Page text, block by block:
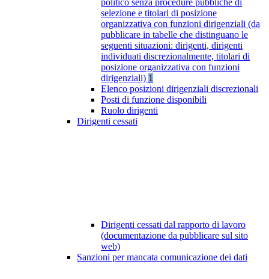
politico senza procedure pubbliche di
selezione e titolari di posizione
organizzativa con funzioni dirigenziali (da
pubblicare in tabelle che distinguano le
seguenti situazioni: dirigenti, dirigenti
individuati discrezionalmente, titolari di
posizione organizzativa con funzioni
dirigenziali) 1
Elenco posizioni dirigenziali discrezionali
Posti di funzione disponibili
Ruolo dirigenti
Dirigenti cessati
Dirigenti cessati dal rapporto di lavoro
(documentazione da pubblicare sul sito
web)
Sanzioni per mancata comunicazione dei dati